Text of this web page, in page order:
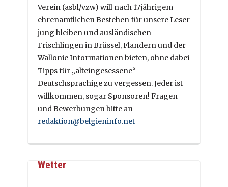
Verein (asbl/vzw) will nach 17jährigem
ehrenamtlichen Bestehen für unsere Leser
jung bleiben und ausländischen
Frischlingen in Brüssel, Flandern und der
Wallonie Informationen bieten, ohne dabei
Tipps für „alteingesessene“
Deutschsprachige zu vergessen. Jeder ist
willkommen, sogar Sponsoren! Fragen
und Bewerbungen bitte an
redaktion@belgieninfo.net
Wetter